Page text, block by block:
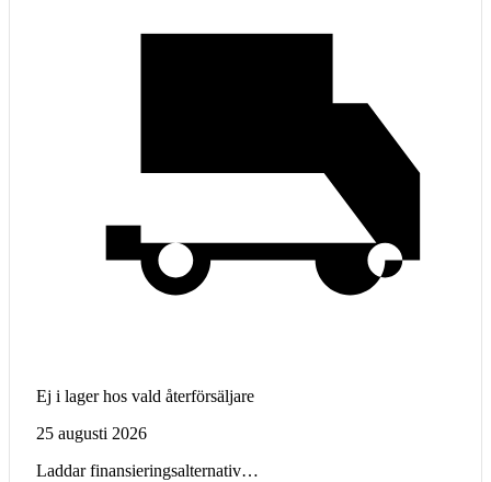
Ej i lager hos vald återförsäljare
25 augusti 2026
Laddar finansieringsalternativ…